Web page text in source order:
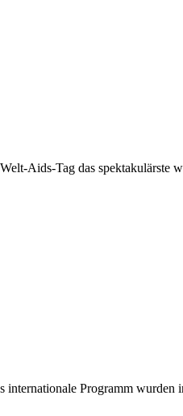
Aids-Tag das spektakulärste
Programm wurden